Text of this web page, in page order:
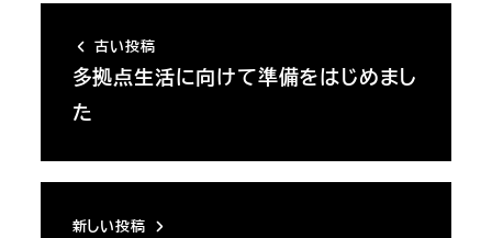
古い投稿
多拠点生活に向けて準備をはじめまし
た
新しい投稿